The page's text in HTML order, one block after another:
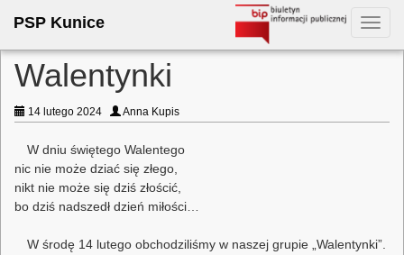
PSP Kunice
Walentynki
14 lutego 2024 Anna Kupis
W dniu świętego Walentego
nic nie może dziać się złego,
nikt nie może się dziś złościć,
bo dziś nadszedł dzień miłości…
W środę 14 lutego obchodziliśmy w naszej grupie „Walentynki”.